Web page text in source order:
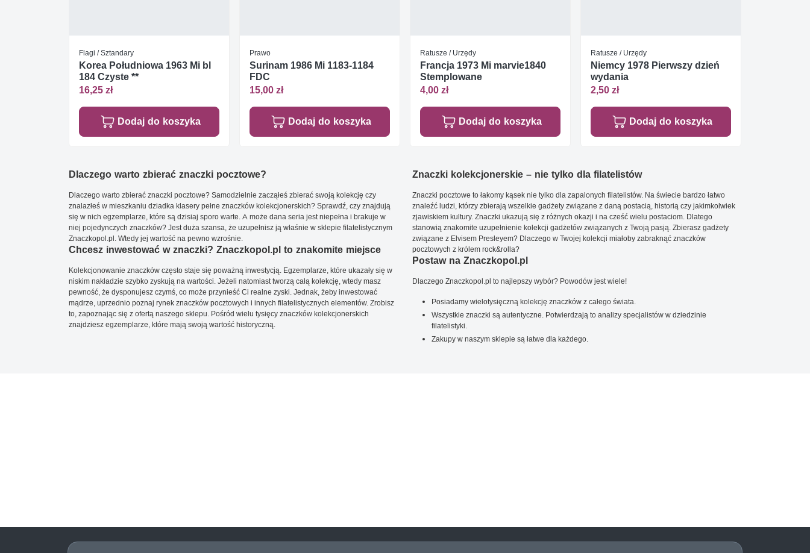
Flagi / Sztandary
Korea Południowa 1963 Mi bl
184 Czyste **
16,25 zł
Dodaj do koszyka
Prawo
Surinam 1986 Mi 1183-1184
FDC
15,00 zł
Dodaj do koszyka
Ratusze / Urzędy
Francja 1973 Mi marvie1840
Stemplowane
4,00 zł
Dodaj do koszyka
Ratusze / Urzędy
Niemcy 1978 Pierwszy dzień
wydania
2,50 zł
Dodaj do koszyka
Dlaczego warto zbierać znaczki pocztowe?
Dlaczego warto zbierać znaczki pocztowe? Samodzielnie zacząłeś zbierać swoją kolekcję czy
znalazłeś w mieszkaniu dziadka klasery pełne znaczków kolekcjonerskich? Sprawdź, czy znajdują
się w nich egzemplarze, które są dzisiaj sporo warte. A może dana seria jest niepełna i brakuje w
niej pojedynczych znaczków? Jest duża szansa, że uzupełnisz ją właśnie w sklepie filatelistycznym
Znaczkopol.pl. Wtedy jej wartość na pewno wzrośnie.
Chcesz inwestować w znaczki? Znaczkopol.pl to znakomite miejsce
Kolekcjonowanie znaczków często staje się poważną inwestycją. Egzemplarze, które ukazały się w
niskim nakładzie szybko zyskują na wartości. Jeżeli natomiast tworzą całą kolekcję, wtedy masz
pewność, że dysponujesz czymś, co może przynieść Ci realne zyski. Jednak, żeby inwestować
mądrze, uprzednio poznaj rynek znaczków pocztowych i innych filatelistycznych elementów. Zrobisz
to, zapoznając się z ofertą naszego sklepu. Pośród wielu tysięcy znaczków kolekcjonerskich
znajdziesz egzemplarze, które mają swoją wartość historyczną.
Znaczki kolekcjonerskie – nie tylko dla filatelistów
Znaczki pocztowe to łakomy kąsek nie tylko dla zapalonych filatelistów. Na świecie bardzo łatwo
znaleźć ludzi, którzy zbierają wszelkie gadżety związane z daną postacią, historią czy jakimkolwiek
zjawiskiem kultury. Znaczki ukazują się z różnych okazji i na cześć wielu postaciom. Dlatego
stanowią znakomite uzupełnienie kolekcji gadżetów związanych z Twoją pasją. Zbierasz gadżety
związane z Elvisem Presleyem? Dlaczego w Twojej kolekcji miałoby zabraknąć znaczków
pocztowych z królem rock&rolla?
Postaw na Znaczkopol.pl
Dlaczego Znaczkopol.pl to najlepszy wybór? Powodów jest wiele!
Posiadamy wielotysięczną kolekcję znaczków z całego świata.
Wszystkie znaczki są autentyczne. Potwierdzają to analizy specjalistów w dziedzinie
filatelistyki.
Zakupy w naszym sklepie są łatwe dla każdego.